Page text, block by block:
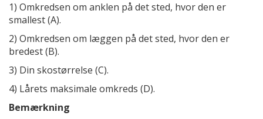
1) Omkredsen om anklen på det sted, hvor den er
smallest (A).
2) Omkredsen om læggen på det sted, hvor den er
bredest (B).
3) Din skostørrelse (C).
4) Lårets maksimale omkreds (D).
Bemærkning